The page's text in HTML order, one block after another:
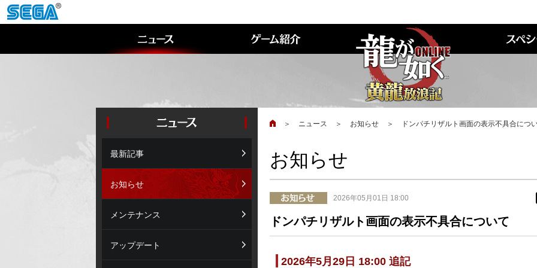
＞ ニュース ＞ お知らせ ＞ ドンパチリザルト画面の表示不具合につ
お知らせ
2026年05月01日 18:00
ドンパチリザルト画面の表示不具合について
2026年5月29日 18:00 追記
最新記事
お知らせ
メンテナンス
アップデート